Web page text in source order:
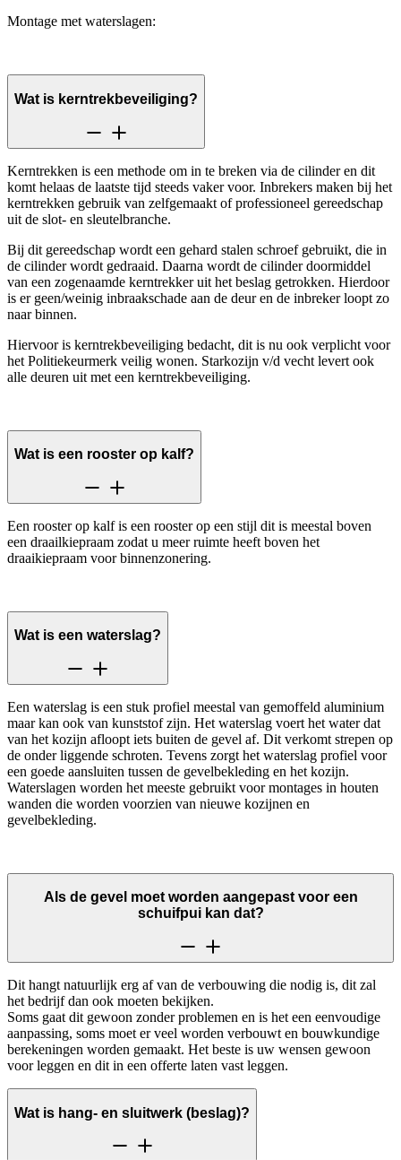
Montage met waterslagen:
Wat is kerntrekbeveiliging?
Kerntrekken is een methode om in te breken via de cilinder en dit
komt helaas de laatste tijd steeds vaker voor. Inbrekers maken bij het
kerntrekken gebruik van zelfgemaakt of professioneel gereedschap
uit de slot- en sleutelbranche.
Bij dit gereedschap wordt een gehard stalen schroef gebruikt, die in
de cilinder wordt gedraaid. Daarna wordt de cilinder doormiddel
van een zogenaamde kerntrekker uit het beslag getrokken. Hierdoor
is er geen/weinig inbraakschade aan de deur en de inbreker loopt zo
naar binnen.
Hiervoor is kerntrekbeveiliging bedacht, dit is nu ook verplicht voor
het Politiekeurmerk veilig wonen. Starkozijn v/d vecht levert ook
alle deuren uit met een kerntrekbeveiliging.
Wat is een rooster op kalf?
Een rooster op kalf is een rooster op een stijl dit is meestal boven
een draailkiepraam zodat u meer ruimte heeft boven het
draaikiepraam voor binnenzonering.
Wat is een waterslag?
Een waterslag is een stuk profiel meestal van gemoffeld aluminium
maar kan ook van kunststof zijn. Het waterslag voert het water dat
van het kozijn afloopt iets buiten de gevel af. Dit verkomt strepen op
de onder liggende schroten. Tevens zorgt het waterslag profiel voor
een goede aansluiten tussen de gevelbekleding en het kozijn.
Waterslagen worden het meeste gebruikt voor montages in houten
wanden die worden voorzien van nieuwe kozijnen en
gevelbekleding.
Als de gevel moet worden aangepast voor een
schuifpui kan dat?
Dit hangt natuurlijk erg af van de verbouwing die nodig is, dit zal
het bedrijf dan ook moeten bekijken.
Soms gaat dit gewoon zonder problemen en is het een eenvoudige
aanpassing, soms moet er veel worden verbouwt en bouwkundige
berekeningen worden gemaakt. Het beste is uw wensen gewoon
voor leggen en dit in een offerte laten vast leggen.
Wat is hang- en sluitwerk (beslag)?